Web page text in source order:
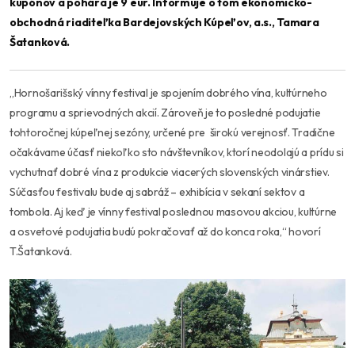
obchodná riaditeľka Bardejovských Kúpeľov, a.s., Tamara
Šatanková.
„Hornošarišský vínny festival je spojením dobrého vína, kultúrneho
programu a sprievodných akcií. Zároveň je to posledné podujatie
tohtoročnej kúpeľnej sezóny, určené pre širokú verejnosť. Tradične
očakávame účasť niekoľko sto návštevníkov, ktorí neodolajú a prídu si
vychutnať dobré vína z produkcie viacerých slovenských vinárstiev.
Súčasťou festivalu bude aj sabráž – exhibícia v sekaní sektov a
tombola. Aj keď je vínny festival poslednou masovou akciou, kultúrne
a osvetové podujatia budú pokračovať až do konca roka,“hovorí
T.Šatanková.